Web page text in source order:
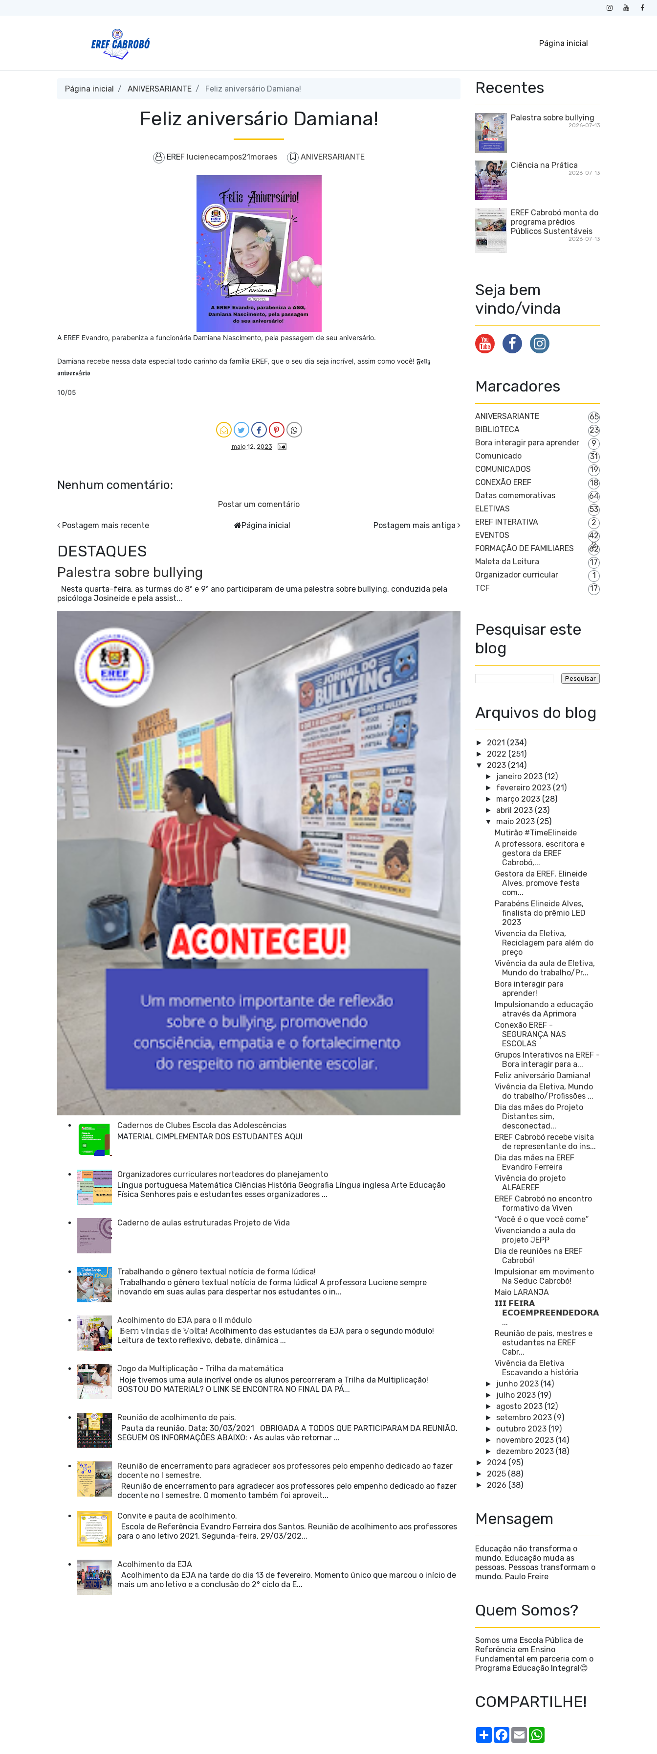
Página inicial
Página inicial ANIVERSARIANTE Feliz aniversário Damiana!
Feliz aniversário Damiana!
EREF lucienecampos21moraes ANIVERSARIANTE
A EREF Evandro, parabeniza a funcionária Damiana Nascimento, pela passagem de seu aniversário.
Damiana recebe nessa data especial todo carinho da família EREF, que o seu dia seja incrível, assim como você! 𝕱𝖊𝖑𝖎𝖟
𝖆𝖓𝖎𝖛𝖊𝖗𝖘á𝖗𝖎𝖔
10/05
maio 12, 2023
Nenhum comentário:
Postar um comentário
Postagem mais recente Postagem mais antiga
Página inicial
DESTAQUES
Palestra sobre bullying
Nesta quarta-feira, as turmas do 8º e 9º ano participaram de uma palestra sobre bullying, conduzida pela
psicóloga Josineide e pela assist...
Cadernos de Clubes Escola das Adolescências
MATERIAL CIMPLEMENTAR DOS ESTUDANTES AQUI
Organizadores curriculares norteadores do planejamento
Língua portuguesa Matemática Ciências História Geografia Língua inglesa Arte Educação
Física Senhores pais e estudantes esses organizadores ...
Caderno de aulas estruturadas Projeto de Vida
Trabalhando o gênero textual notícia de forma lúdica!
Trabalhando o gênero textual notícia de forma lúdica! A professora Luciene sempre
inovando em suas aulas para despertar nos estudantes o in...
Acolhimento do EJA para o II módulo
𝔹𝕖𝕞 𝕧𝕚𝕟𝕕𝕒𝕤 𝕕𝕖 𝕍𝕠𝕝𝕥𝕒! Acolhimento das estudantes da EJA para o segundo módulo!
Leitura de texto reflexivo, debate, dinâmica ...
Jogo da Multiplicação - Trilha da matemática
Hoje tivemos uma aula incrível onde os alunos percorreram a Trilha da Multiplicação!
GOSTOU DO MATERIAL? O LINK SE ENCONTRA NO FINAL DA PÁ...
Reunião de acolhimento de pais.
Pauta da reunião. Data: 30/03/2021 OBRIGADA A TODOS QUE PARTICIPARAM DA REUNIÃO.
SEGUEM OS INFORMAÇÕES ABAIXO: • As aulas vão retornar ...
Reunião de encerramento para agradecer aos professores pelo empenho dedicado ao fazer
docente no I semestre.
Reunião de encerramento para agradecer aos professores pelo empenho dedicado ao fazer
docente no I semestre. O momento também foi aproveit...
Convite e pauta de acolhimento.
Escola de Referência Evandro Ferreira dos Santos. Reunião de acolhimento aos professores
para o ano letivo 2021. Segunda-feira, 29/03/202...
Acolhimento da EJA
Acolhimento da EJA na tarde do dia 13 de fevereiro. Momento único que marcou o início de
mais um ano letivo e a conclusão do 2° ciclo da E...
Recentes
Palestra sobre bullying
2026-07-13
Ciência na Prática
2026-07-13
EREF Cabrobó monta do
programa prédios
Públicos Sustentáveis
2026-07-13
Seja bem
vindo/vinda
Marcadores
ANIVERSARIANTE
65
BIBLIOTECA
23
Bora interagir para aprender
9
Comunicado
31
COMUNICADOS
19
CONEXÃO EREF
18
Datas comemorativas
64
ELETIVAS
53
EREF INTERATIVA
2
EVENTOS
42
2
FORMAÇÃO DE FAMILIARES
62
Maleta da Leitura
17
Organizador curricular
1
TCF
17
Pesquisar este
blog
Arquivos do blog
► 2021 (234)
► 2022 (251)
▼ 2023 (214)
► janeiro 2023 (12)
► fevereiro 2023 (21)
► março 2023 (28)
► abril 2023 (23)
▼ maio 2023 (25)
Mutirão #TimeElineide
A professora, escritora e
gestora da EREF
Cabrobó,...
Gestora da EREF, Elineide
Alves, promove festa
com...
Parabéns Elineide Alves,
finalista do prêmio LED
2023
Vivencia da Eletiva,
Reciclagem para além do
preço
Vivência da aula de Eletiva,
Mundo do trabalho/Pr...
Bora interagir para
aprender!
Impulsionando a educação
através da Aprimora
Conexão EREF -
SEGURANÇA NAS
ESCOLAS
Grupos Interativos na EREF -
Bora interagir para a...
Feliz aniversário Damiana!
Vivência da Eletiva, Mundo
do trabalho/Profissões ...
Dia das mães do Projeto
Distantes sim,
desconectad...
EREF Cabrobó recebe visita
de representante do ins...
Dia das mães na EREF
Evandro Ferreira
Vivência do projeto
ALFAEREF
EREF Cabrobó no encontro
formativo da Viven
“Você é o que você come”
Vivenciando a aula do
projeto JEPP
Dia de reuniões na EREF
Cabrobó!
Impulsionar em movimento
Na Seduc Cabrobó!
Maio LARANJA
𝗜𝗜𝗜 𝗙𝗘𝗜𝗥𝗔
𝗘𝗖𝗢𝗘𝗠𝗣𝗥𝗘𝗘𝗡𝗗𝗘𝗗𝗢𝗥𝗔
...
Reunião de pais, mestres e
estudantes na EREF
Cabr...
Vivência da Eletiva
Escavando a história
► junho 2023 (14)
► julho 2023 (19)
► agosto 2023 (12)
► setembro 2023 (9)
► outubro 2023 (19)
► novembro 2023 (14)
► dezembro 2023 (18)
► 2024 (95)
► 2025 (88)
► 2026 (38)
Mensagem
Educação não transforma o
mundo. Educação muda as
pessoas. Pessoas transformam o
mundo. Paulo Freire
Quem Somos?
Somos uma Escola Pública de
Referência em Ensino
Fundamental em parceria com o
Programa Educação Integral😊
COMPARTILHE!
S
h
F
E
m